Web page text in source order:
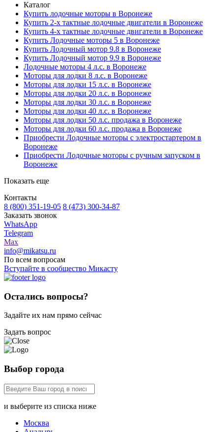
Каталог
Купить лодочные моторы в Воронеже
Купить 2-х тактные лодочные двигатели в Воронеже
Купить 4-х тактные лодочные двигатели в Воронеже
Купить Лодочные моторы 5 в Воронеже
Купить Лодочный мотор 9.8 в Воронеже
Купить Лодочный мотор 9.9 в Воронеже
Лодочные моторы 4 л.с. в Воронеже
Моторы для лодки 8 л.с. в Воронеже
Моторы для лодки 15 л.с. в Воронеже
Моторы для лодки 20 л.с. в Воронеже
Моторы для лодки 30 л.с. в Воронеже
Моторы для лодки 40 л.с. в Воронеже
Моторы для лодки 50 л.с. продажа в Воронеже
Моторы для лодки 60 л.с. продажа в Воронеже
Приобрести Лодочные моторы с электростартером в
Воронеже
Приобрести Лодочные моторы с ручным запуском в
Воронеже
Показать еще
Контакты
8 (800) 351-19-05 8 (473) 300-34-87
Заказать звонок
WhatsApp
Telegram
Max
info@mikatsu.ru
По всем вопросам
Вступайте в сообщество Микасту
Остались вопросы?
Задайте их нам прямо сейчас
Задать вопрос
Выбор города
и выберите из списка ниже
Москва